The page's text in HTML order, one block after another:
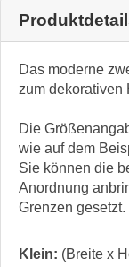
Das moderne
zum dekorativen
Die
wie auf dem
Sie können die
Anordnung
Grenzen gesetzt.
Klein: (Breite x